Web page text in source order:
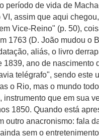
período de vida de
assim que aqui
Vice-Reino" (p. 50),
1763 (D. João mudou o
aliás, o livro
1839, ano de nascimento
telégrafo", sendo este
o Rio, mas o mundo
instrumento que em sua
1850. Quando está
outro anacronismo: fala
sem o